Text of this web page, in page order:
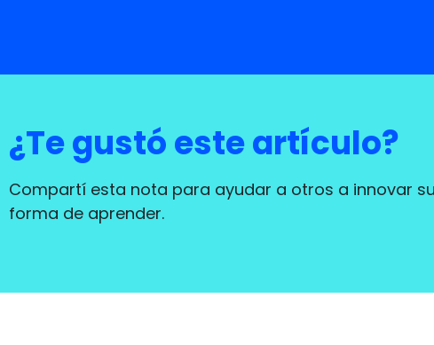
¿Te gustó este artículo?
Compartí esta nota para ayudar a otros a innovar su
forma de aprender.